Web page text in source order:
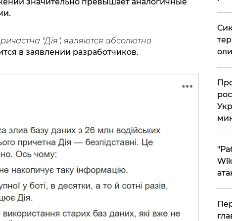
"Дiя", являются абсолютно
в заявлении разработчиков.